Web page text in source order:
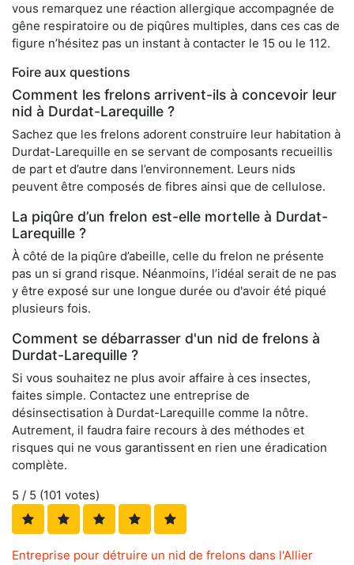
vous remarquez une réaction allergique accompagnée de
gêne respiratoire ou de piqûres multiples, dans ces cas de
figure n’hésitez pas un instant à contacter le 15 ou le 112.
Foire aux questions
Comment les frelons arrivent-ils à concevoir leur
nid à Durdat-Larequille ?
Sachez que les frelons adorent construire leur habitation à
Durdat-Larequille en se servant de composants recueillis
de part et d’autre dans l’environnement. Leurs nids
peuvent être composés de fibres ainsi que de cellulose.
La piqûre d’un frelon est-elle mortelle à Durdat-
Larequille ?
À côté de la piqûre d’abeille, celle du frelon ne présente
pas un si grand risque. Néanmoins, l’idéal serait de ne pas
y être exposé sur une longue durée ou d'avoir été piqué
plusieurs fois.
Comment se débarrasser d'un nid de frelons à
Durdat-Larequille ?
Si vous souhaitez ne plus avoir affaire à ces insectes,
faites simple. Contactez une entreprise de
désinsectisation à Durdat-Larequille comme la nôtre.
Autrement, il faudra faire recours à des méthodes et
risques qui ne vous garantissent en rien une éradication
complète.
5 / 5 (101 votes)
Entreprise pour détruire un nid de frelons dans l'Allier